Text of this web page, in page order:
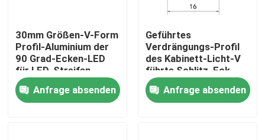
Qualitätskontrolle
Treten Sie mit uns in Verbindung
30mm Größen-V-Form
Profil-Aluminium der
90 Grad-Ecken-LED
für LED-Streifen
Anfrage absenden
Geführtes
Verdrängungs-Profil
des Kabinett-Licht-V
führte Schlitz, Eck
angebracht Streifen-
Aluminium-Profil
Anfrage absenden